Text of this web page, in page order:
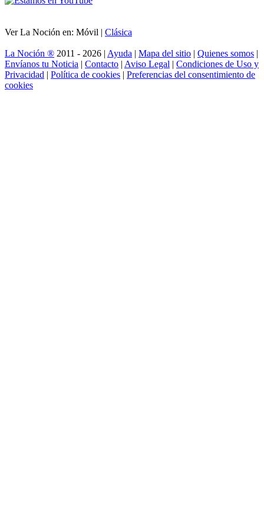
Ver La Noción en: Móvil | Clásica
La Noción ® 2011 - 2026 | Ayuda | Mapa del sitio | Quienes somos |
Envíanos tu Noticia | Contacto | Aviso Legal | Condiciones de Uso y
Privacidad | Política de cookies | Preferencias del consentimiento de
cookies